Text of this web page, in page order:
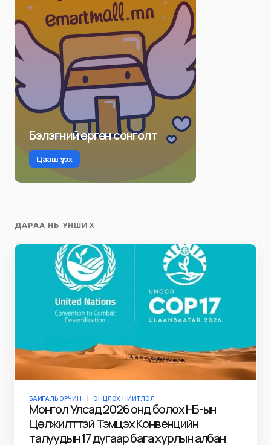
Бэлэгний өргөн сонголт
Цааш үзэх
ДАРАА НЬ УНШИХ
БАЙГАЛЬ ОРЧИН ОНЦЛОХ НИЙТЛЭЛ
Монгол Улсад 2026 онд болох НҮБ-ын
Цөлжилттэй Тэмцэх Конвенцийн
талуудын 17 дугаар бага хурлын албан